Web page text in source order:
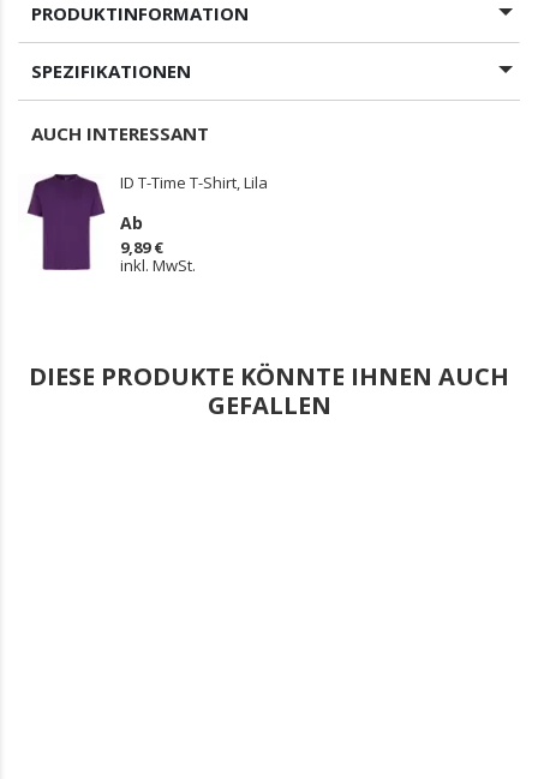
PRODUKTINFORMATION
SPEZIFIKATIONEN
AUCH INTERESSANT
ID T-Time T-Shirt, Lila
Ab
9,89 €
inkl. MwSt.
DIESE PRODUKTE KÖNNTE IHNEN AUCH
GEFALLEN